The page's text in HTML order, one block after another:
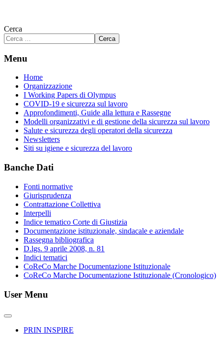
Cerca
Cerca
Menu
Home
Organizzazione
I Working Papers di Olympus
COVID-19 e sicurezza sul lavoro
Approfondimenti, Guide alla lettura e Rassegne
Modelli organizzativi e di gestione della sicurezza sul lavoro
Salute e sicurezza degli operatori della sicurezza
Newsletters
Siti su igiene e sicurezza del lavoro
Banche Dati
Fonti normative
Giurisprudenza
Contrattazione Collettiva
Interpelli
Indice tematico Corte di Giustizia
Documentazione istituzionale, sindacale e aziendale
Rassegna bibliografica
D.lgs. 9 aprile 2008, n. 81
Indici tematici
CoReCo Marche Documentazione Istituzionale
CoReCo Marche Documentazione Istituzionale (Cronologico)
User Menu
PRIN INSPIRE